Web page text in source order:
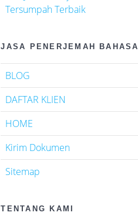
Tersumpah Terbaik
JASA PENERJEMAH BAHASA
BLOG
DAFTAR KLIEN
HOME
Kirim Dokumen
Sitemap
TENTANG KAMI